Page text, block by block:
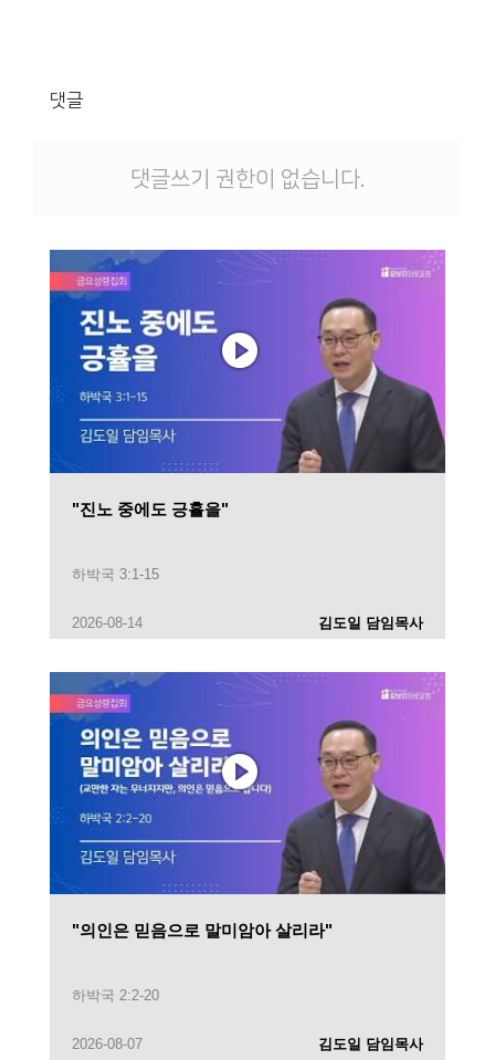
댓글
댓글쓰기 권한이 없습니다.
"진노 중에도 긍휼을"
하박국 3:1-15
2026-08-14 김도일 담임목사
"의인은 믿음으로 말미암아 살리라"
하박국 2:2-20
2026-08-07 김도일 담임목사